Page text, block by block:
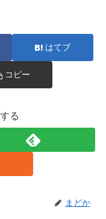
はてブ
コピー
る
まどか